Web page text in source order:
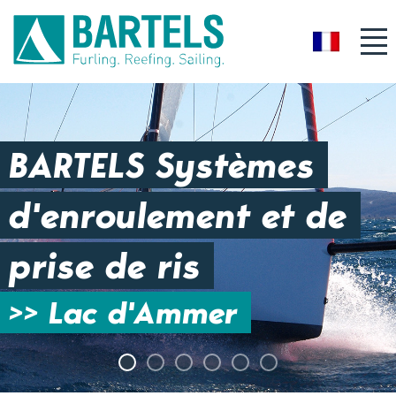
FR
BARTELS Systèmes
d'enroulement et de
prise de ris
>> Lac d'Ammer